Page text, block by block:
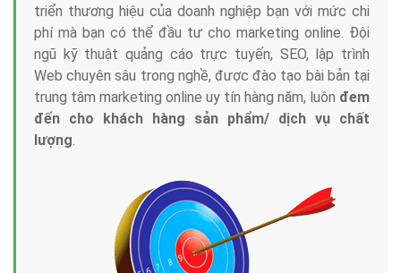
triển thương hiệu của doanh nghiệp bạn với mức chi
phí mà bạn có thể đầu tư cho marketing online. Đội
ngũ kỹ thuật quảng cáo trực tuyến, SEO, lập trình
Web chuyên sâu trong nghề, được đào tạo bài bản tại
trung tâm marketing online uy tín hàng năm, luôn đem
đến cho khách hàng sản phẩm/ dịch vụ chất
lượng.